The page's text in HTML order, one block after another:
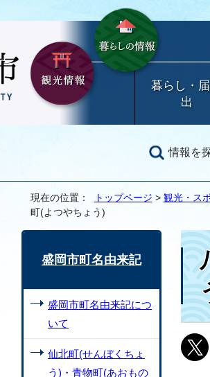
暮らし・
出
情報を
現在の位置： トップページ > 観光・ス
町(よつやちょう)
盛岡市町名由来記
盛岡市町名由来記につ
いて
仙北町(せんぼくちょ
う)・青物町(あおもの